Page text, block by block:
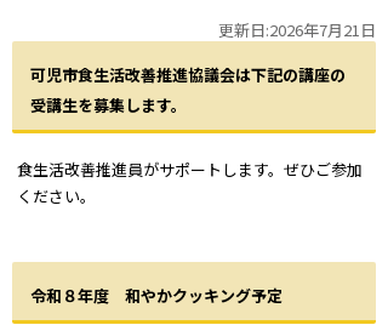
更新日:2026年7月21日
可児市食生活改善推進協議会は下記の講座の
受講生を募集します。
食生活改善推進員がサポートします。ぜひご参加
ください。
令和８年度 和やかクッキング予定